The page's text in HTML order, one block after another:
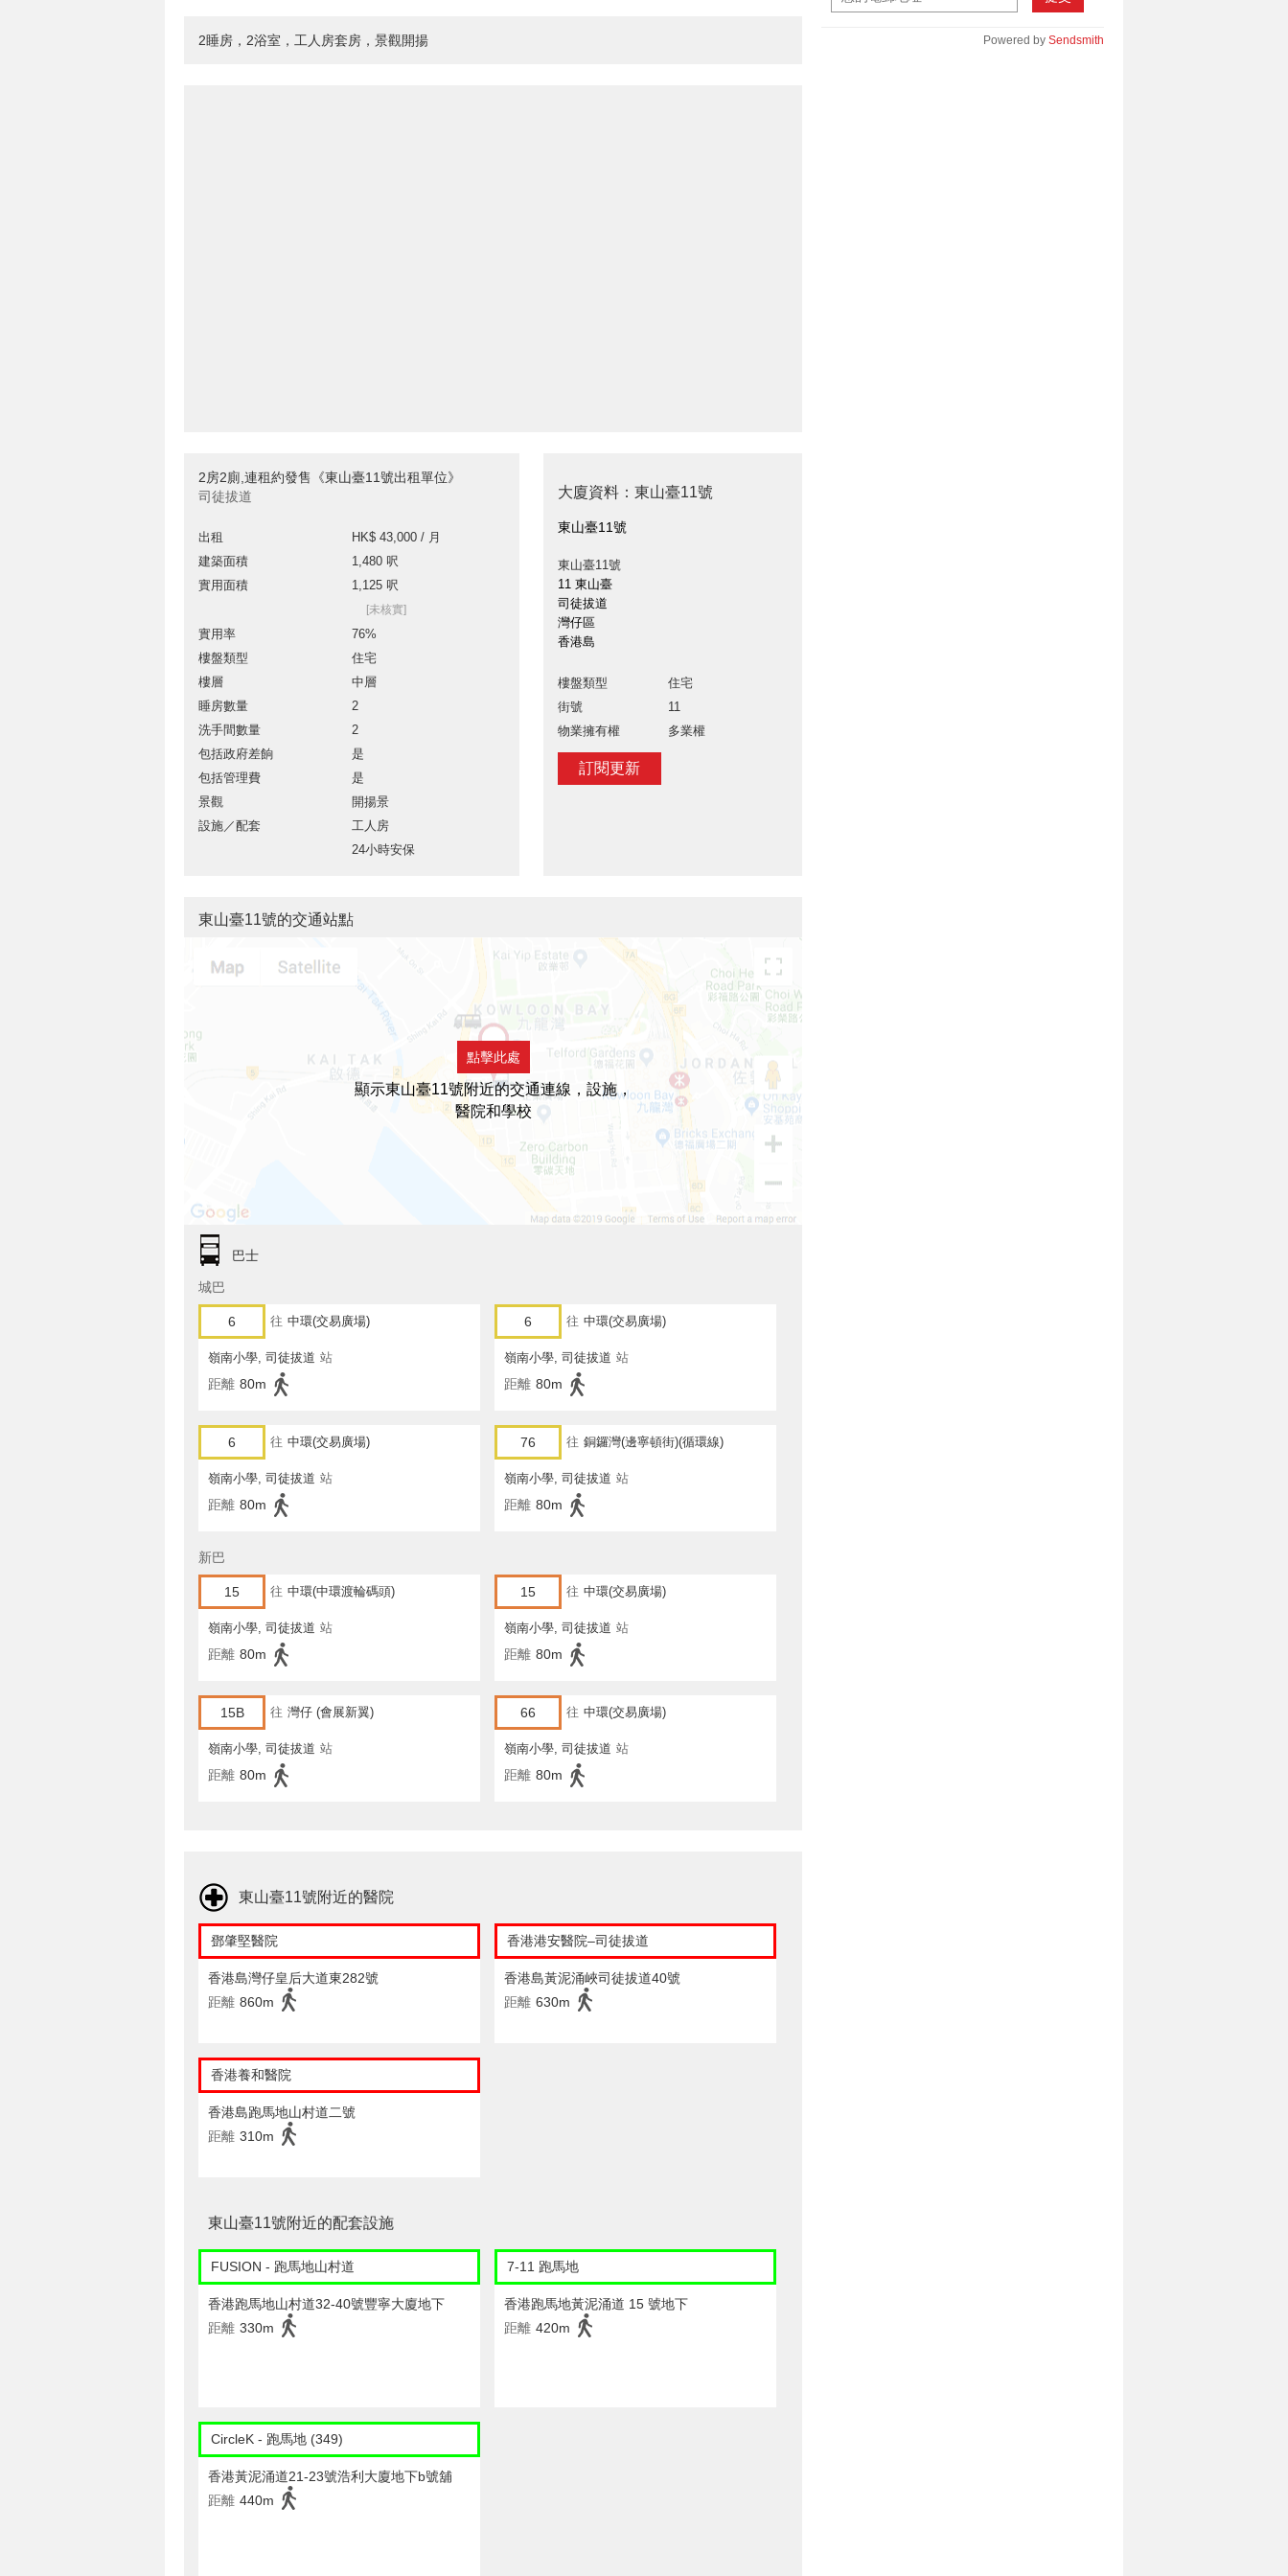
2睡房，2浴室，工人房套房，景觀開揚
2房2廁,連租約發售《東山臺11號出租單位》
司徒拔道
出租
HK$ 43,000 / 月
建築面積
1,480 呎
實用面積
1,125 呎
[未核實]
實用率
76%
樓盤類型
住宅
樓層
中層
睡房數量
2
洗手間數量
2
包括政府差餉
是
包括管理費
是
景觀
開揚景
設施／配套
工人房
24小時安保
大廈資料：東山臺11號
東山臺11號
東山臺11號
11 東山臺
司徒拔道
灣仔區
香港島
樓盤類型
住宅
街號
11
物業擁有權
多業權
訂閱更新
Powered by Sendsmith
東山臺11號的交通站點
點擊此處
顯示東山臺11號附近的交通連線，設施，
醫院和學校
巴士
城巴
6 往 中環(交易廣場)
嶺南小學, 司徒拔道 站
距離 80m
6 往 中環(交易廣場)
嶺南小學, 司徒拔道 站
距離 80m
6 往 中環(交易廣場)
嶺南小學, 司徒拔道 站
距離 80m
76 往 銅鑼灣(邊寧頓街)(循環線)
嶺南小學, 司徒拔道 站
距離 80m
新巴
15 往 中環(中環渡輪碼頭)
嶺南小學, 司徒拔道 站
距離 80m
15 往 中環(交易廣場)
嶺南小學, 司徒拔道 站
距離 80m
15B 往 灣仔 (會展新翼)
嶺南小學, 司徒拔道 站
距離 80m
66 往 中環(交易廣場)
嶺南小學, 司徒拔道 站
距離 80m
東山臺11號附近的醫院
鄧肇堅醫院
香港島灣仔皇后大道東282號
距離 860m
香港港安醫院–司徒拔道
香港島黃泥涌峽司徒拔道40號
距離 630m
香港養和醫院
香港島跑馬地山村道二號
距離 310m
東山臺11號附近的配套設施
FUSION - 跑馬地山村道
香港跑馬地山村道32-40號豐寧大廈地下
距離 330m
7-11 跑馬地
香港跑馬地黃泥涌道 15 號地下
距離 420m
CircleK - 跑馬地 (349)
香港黃泥涌道21-23號浩利大廈地下b號舖
距離 440m